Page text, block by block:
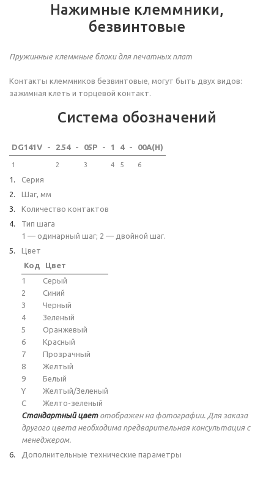
Нажимные клеммники,
безвинтовые
Пружинные клеммные блоки для печатных плат
Контакты клеммников безвинтовые, могут быть двух видов:
зажимная клеть и торцевой контакт.
Система обозначений
DG141V - 2.54 - 05P - 1 4 - 00A(H)
1 2 3 4 5 6
Серия
Шаг, мм
Количество контактов
Тип шага
1 — одинарный шаг; 2 — двойной шаг.
Цвет
Код
Цвет
1
Серый
2
Синий
3
Черный
4
Зеленый
5
Оранжевый
6
Красный
7
Прозрачный
8
Желтый
9
Белый
Y
Желтый/Зеленый
C
Желто-зеленый
Стандартный цветотображен на фотографии. Для заказа
другого цвета необходима предварительная консультация с
менеджером.
Дополнительные технические параметры